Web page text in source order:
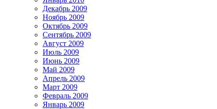
Декабрь 2009
Ноябрь 2009
Октябрь 2009
Сентябрь 2009
Август 2009
Июль 2009
Июнь 2009
Май 2009
Апрель 2009
Март 2009
Февраль 2009
Январь 2009